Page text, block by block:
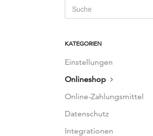
KATEGORIEN
Einstellungen
Onlineshop
Online-Zahlungsmittel
Datenschutz
Integrationen